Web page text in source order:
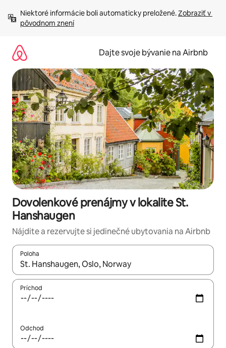
obsah.
Niektoré informácie boli automaticky preložené. Zobraziť v
pôvodnom znení
Dajte svoje bývanie na Airbnb
Dovolenkové prenájmy v lokalite St.
Hanshaugen
Nájdite a rezervujte si jedinečné ubytovania na Airbnb
Poloha
Keď budú výsledky k dispozícii, môžete si ich prechádzať
Príchod
Odchod